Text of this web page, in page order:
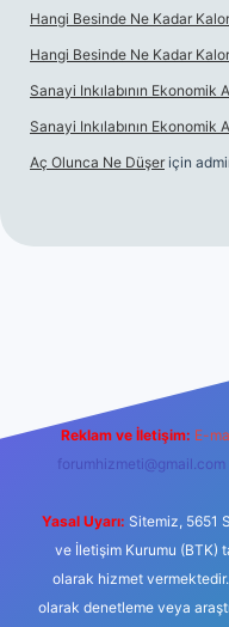
Hangi Besinde Ne Kadar
Hangi Besinde Ne Kadar
Sanayi Inkılabının Ekonomik
Sanayi Inkılabının Ekonomik
Aç Olunca Ne Düşer için
Reklam ve İletişim: E-
forumhizmeti@gmail.com
Yasal Uyarı: Sitemiz, 5651
ve İletişim Kurumu (BTK)
olarak hizmet
olarak denetleme veya